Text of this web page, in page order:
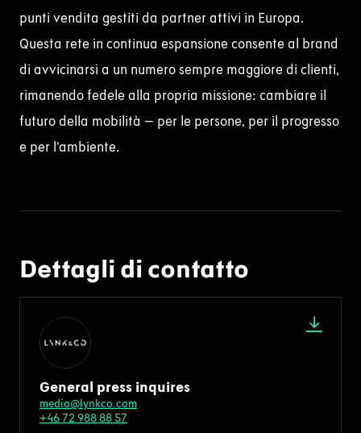
punti vendita gestiti da partner attivi in Europa.
Questa rete in continua espansione consente al brand
di avvicinarsi a un numero sempre maggiore di clienti,
rimanendo fedele alla propria missione: cambiare il
futuro della mobilità – per le persone, per il progresso
e per l’ambiente.
Dettagli di contatto
General press inquires
media@lynkco.com
+46 72 988 88 57